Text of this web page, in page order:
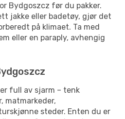
Bydgoszcz før du pakker.
jakke eller badetøy, gjør det
på klimaet. Ta med
eller en paraply, avhengig
full av sjarm – tenk
matmarkeder,
steder. Enten du er